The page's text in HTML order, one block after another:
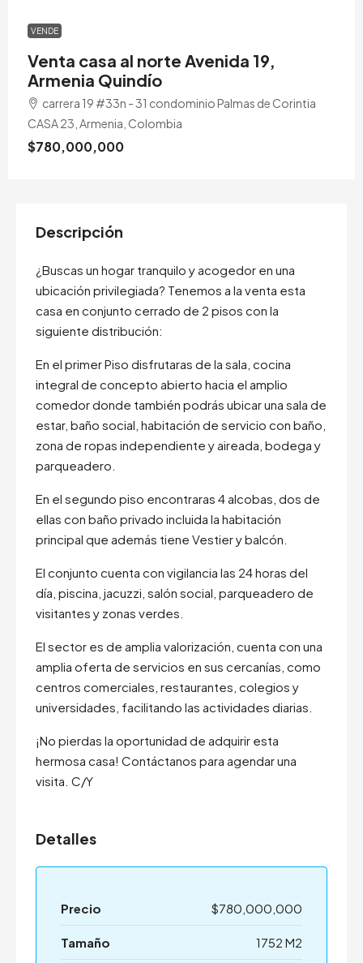
VENDE
Venta casa al norte Avenida 19,
Armenia Quindío
carrera 19 #33n - 31 condominio Palmas de Corintia
CASA 23, Armenia, Colombia
$780,000,000
Descripción
¿Buscas un hogar tranquilo y acogedor en una
ubicación privilegiada? Tenemos a la venta esta
casa en conjunto cerrado de 2 pisos con la
siguiente distribución:
En el primer Piso disfrutaras de la sala, cocina
integral de concepto abierto hacia el amplio
comedor donde también podrás ubicar una sala de
estar, baño social, habitación de servicio con baño,
zona de ropas independiente y aireada, bodega y
parqueadero.
En el segundo piso encontraras 4 alcobas, dos de
ellas con baño privado incluida la habitación
principal que además tiene Vestier y balcón.
El conjunto cuenta con vigilancia las 24 horas del
día, piscina, jacuzzi, salón social, parqueadero de
visitantes y zonas verdes.
El sector es de amplia valorización, cuenta con una
amplia oferta de servicios en sus cercanías, como
centros comerciales, restaurantes, colegios y
universidades, facilitando las actividades diarias.
¡No pierdas la oportunidad de adquirir esta
hermosa casa! Contáctanos para agendar una
visita. C/Y
Detalles
Precio $780,000,000
Tamaño 1752 M2